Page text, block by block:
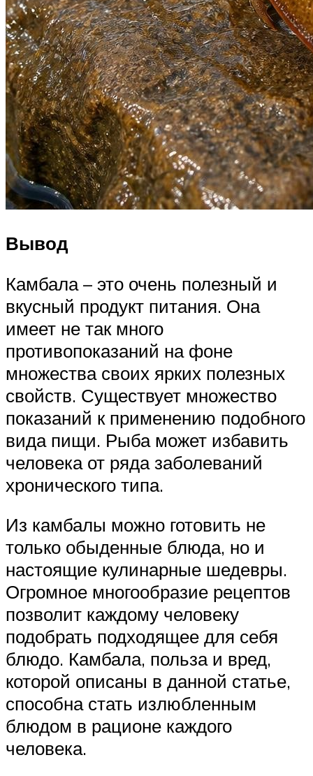
Вывод
Камбала – это очень полезный и
вкусный продукт питания. Она
имеет не так много
противопоказаний на фоне
множества своих ярких полезных
свойств. Существует множество
показаний к применению подобного
вида пищи. Рыба может избавить
человека от ряда заболеваний
хронического типа.
Из камбалы можно готовить не
только обыденные блюда, но и
настоящие кулинарные шедевры.
Огромное многообразие рецептов
позволит каждому человеку
подобрать подходящее для себя
блюдо. Камбала, польза и вред,
которой описаны в данной статье,
способна стать излюбленным
блюдом в рационе каждого
человека.